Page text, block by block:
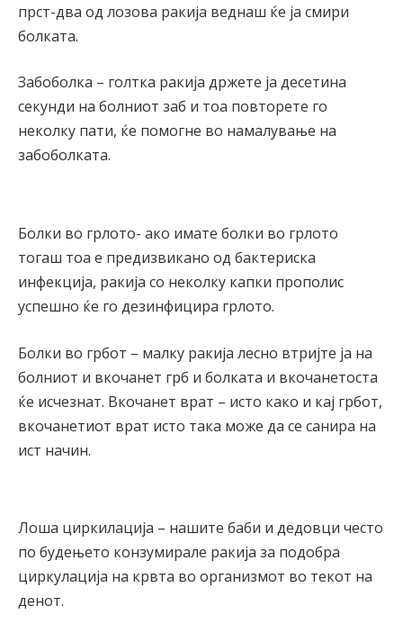
прст-два од лозова ракија веднаш ќе ја смири
болката.
Забоболка – голтка ракија држете ја десетина
секунди на болниот заб и тоа повторете го
неколку пати, ќе помогне во намалување на
забоболката.
Болки во грлото- ако имате болки во грлото
тогаш тоа е предизвикано од бактериска
инфекција, ракија со неколку капки прополис
успешно ќе го дезинфицира грлото.
Болки во грбот – малку ракија лесно втријте ја на
болниот и вкочанет грб и болката и вкочанетоста
ќе исчезнат. Вкочанет врат – исто како и кај грбот,
вкочанетиот врат исто така може да се санира на
ист начин.
Лоша циркилација – нашите баби и дедовци често
по будењето конзумирале ракија за подобра
циркулација на крвта во организмот во текот на
денот.